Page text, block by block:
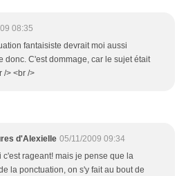
08:35
fantaisiste devrait moi aussi
donc. C'est dommage, car le sujet était
/> <br />
d'Alexielle 05/11/2009 09:34
c'est rageant! mais je pense que la
la ponctuation, on s'y fait au bout de